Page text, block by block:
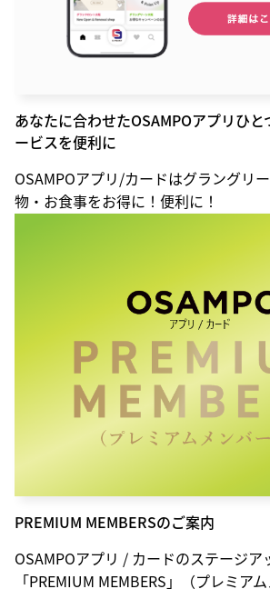
あなたに合わせたOSAMPOアプリひ
ービスを便利に
OSAMPOアプリ/カードはグラングリ
物・お食事をお得に！便利に！
PREMIUM MEMBERSのご案内
OSAMPOアプリ / カードのステージア
「PREMIUM MEMBERS」（プレミアム